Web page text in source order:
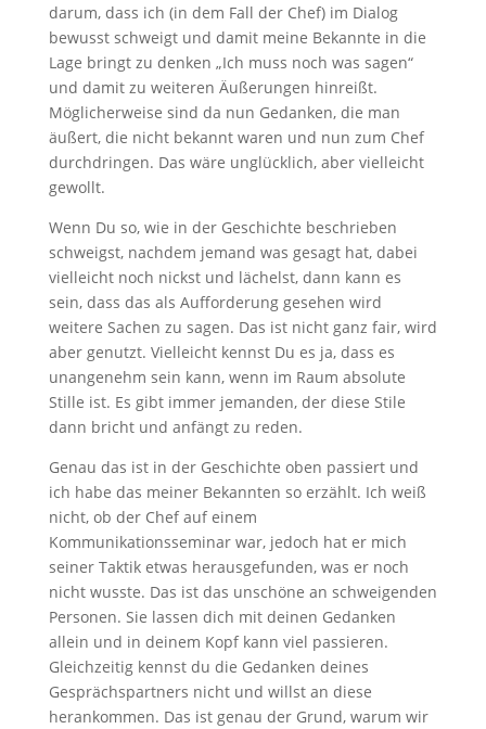
darum, dass ich (in dem Fall der Chef) im Dialog
bewusst schweigt und damit meine Bekannte in die
Lage bringt zu denken „Ich muss noch was sagen“
und damit zu weiteren Äußerungen hinreißt.
Möglicherweise sind da nun Gedanken, die man
äußert, die nicht bekannt waren und nun zum Chef
durchdringen. Das wäre unglücklich, aber vielleicht
gewollt.
Wenn Du so, wie in der Geschichte beschrieben
schweigst, nachdem jemand was gesagt hat, dabei
vielleicht noch nickst und lächelst, dann kann es
sein, dass das als Aufforderung gesehen wird
weitere Sachen zu sagen. Das ist nicht ganz fair, wird
aber genutzt. Vielleicht kennst Du es ja, dass es
unangenehm sein kann, wenn im Raum absolute
Stille ist. Es gibt immer jemanden, der diese Stile
dann bricht und anfängt zu reden.
Genau das ist in der Geschichte oben passiert und
ich habe das meiner Bekannten so erzählt. Ich weiß
nicht, ob der Chef auf einem
Kommunikationsseminar war, jedoch hat er mich
seiner Taktik etwas herausgefunden, was er noch
nicht wusste. Das ist das unschöne an schweigenden
Personen. Sie lassen dich mit deinen Gedanken
allein und in deinem Kopf kann viel passieren.
Gleichzeitig kennst du die Gedanken deines
Gesprächspartners nicht und willst an diese
herankommen. Das ist genau der Grund, warum wir